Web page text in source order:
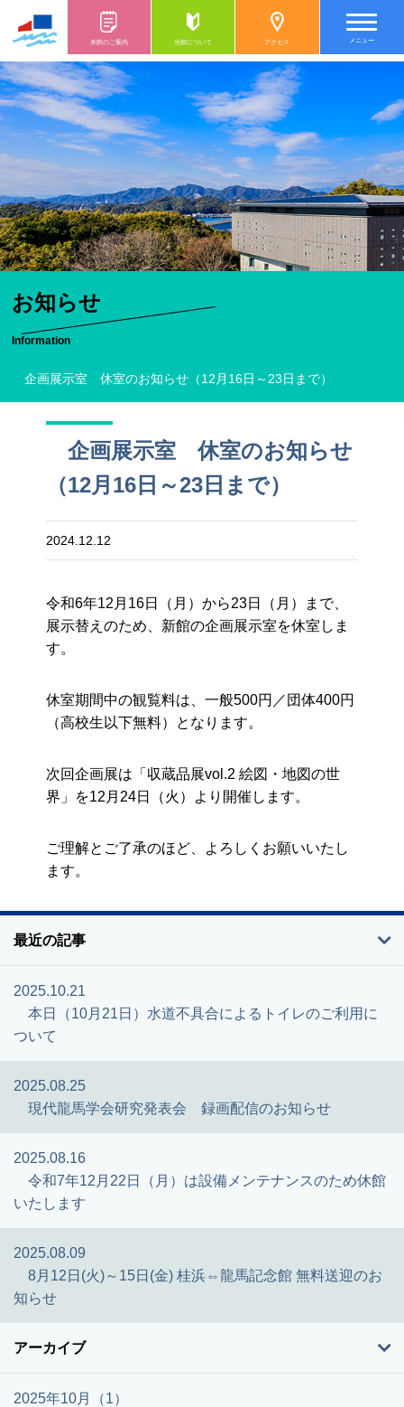
来館のご案内 当館について アクセス メニュー
お知らせ
Information
企画展示室 休室のお知らせ（12月16日～23日まで）
企画展示室 休室のお知らせ
（12月16日～23日まで）
2024.12.12
令和6年12月16日（月）から23日（月）まで、
展示替えのため、新館の企画展示室を休室しま
す。
休室期間中の観覧料は、一般500円／団体400円
（高校生以下無料）となります。
次回企画展は「収蔵品展vol.2 絵図・地図の世
界」を12月24日（火）より開催します。
ご理解とご了承のほど、よろしくお願いいたし
ます。
最近の記事
2025.10.21
本日（10月21日）水道不具合によるトイレのご利用に
ついて
2025.08.25
現代龍馬学会研究発表会 録画配信のお知らせ
2025.08.16
令和7年12月22日（月）は設備メンテナンスのため休館
いたします
2025.08.09
8月12日(火)～15日(金) 桂浜⇔龍馬記念館 無料送迎のお
知らせ
アーカイブ
2025年10月（1）